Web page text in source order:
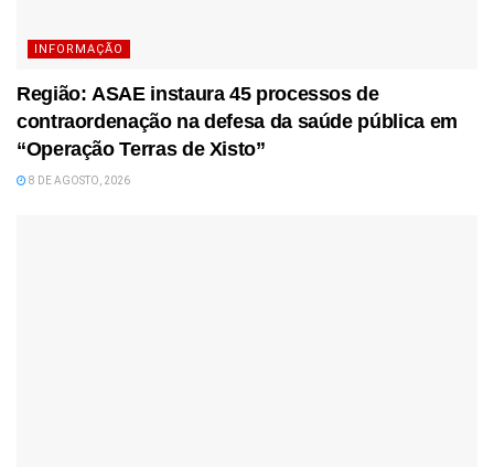
INFORMAÇÃO
Região: ASAE instaura 45 processos de
contraordenação na defesa da saúde pública em
“Operação Terras de Xisto”
8 DE AGOSTO, 2026